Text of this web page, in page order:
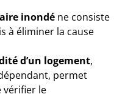
inondé ne consiste
à éliminer la cause
d’un logement,
permet
vérifier le